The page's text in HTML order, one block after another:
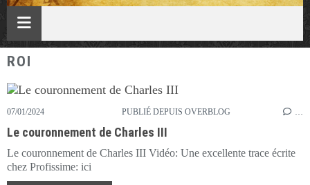
ROI
07/01/2024 PUBLIÉ DEPUIS OVERBLOG …
Le couronnement de Charles III
Le couronnement de Charles III Vidéo: Une excellente trace écrite
chez Profissime: ici